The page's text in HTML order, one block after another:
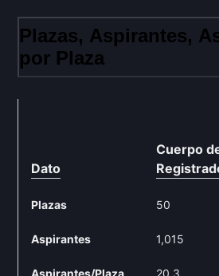
Plazas, Aspirantes,
por Plaza
Dato
Cuerpo
Plazas 50
Aspirantes 1,015
Aspirantes/Plaza 20.3